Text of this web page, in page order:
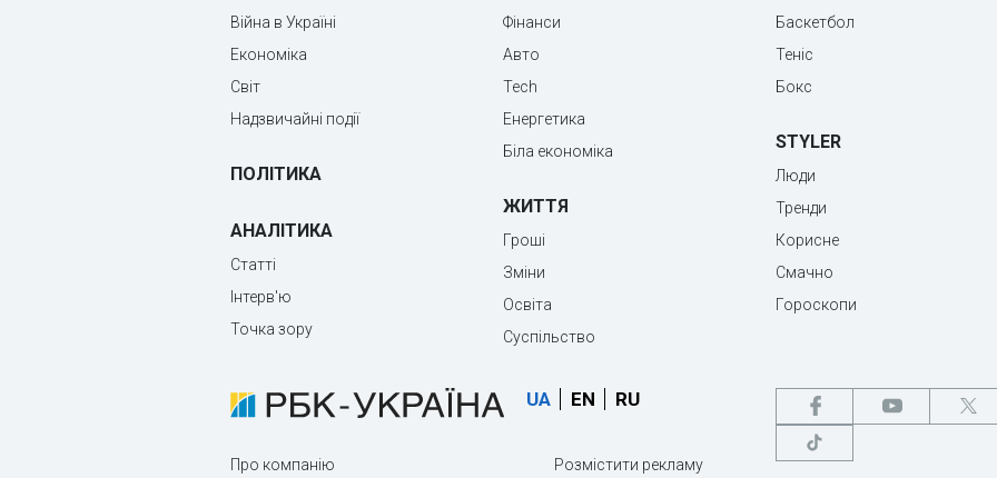
Війна в Україні
Економіка
Світ
Надзвичайні події
ПОЛІТИКА
АНАЛІТИКА
Статті
Інтерв'ю
Точка зору
Фінанси
Авто
Tech
Енергетика
Біла економіка
ЖИТТЯ
Гроші
Зміни
Освіта
Суспільство
Баскетбол
Теніс
Бокс
STYLER
Люди
Тренди
Корисне
Смачно
Гороскопи
UA EN RU
Про компанію Розмістити рекламу